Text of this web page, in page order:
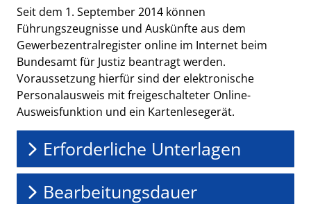
Seit dem 1. September 2014 können
Führungszeugnisse und Auskünfte aus dem
Gewerbezentralregister online im Internet beim
Bundesamt für Justiz beantragt werden.
Voraussetzung hierfür sind der elektronische
Personalausweis mit freigeschalteter Online-
Ausweisfunktion und ein Kartenlesegerät.
Erforderliche Unterlagen
Bearbeitungsdauer